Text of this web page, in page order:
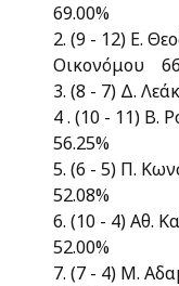
69.00%
2. (9 - 12) Ε.
Οικονόμου
3. (8 - 7) Δ.
4 . (10 - 11) Β.
56.25%
5. (6 - 5) Π.
52.08%
6. (10 - 4) Αθ.
52.00%
7. (7 - 4) Μ.